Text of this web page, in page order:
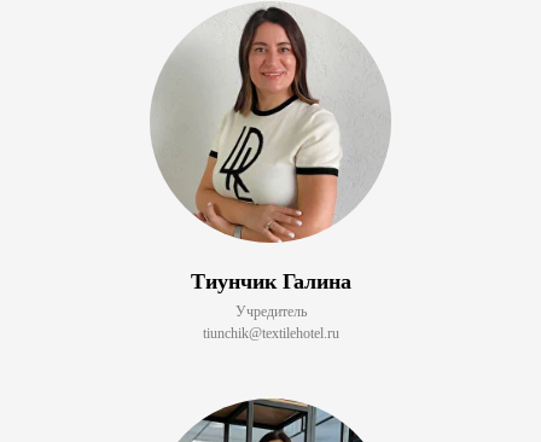
Тиунчик Галина
Учредитель
tiunchik@textilehotel.ru